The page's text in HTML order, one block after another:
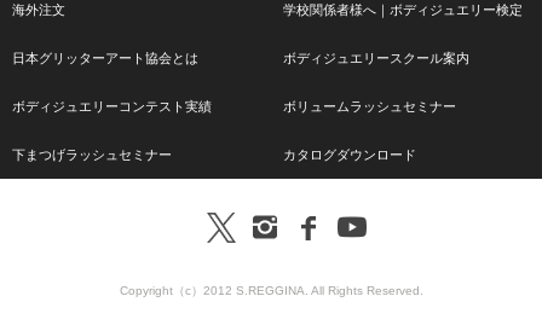
海外注文 学校関係者様へ｜ボディジュエリー検定
日本グリッターアート協会とは ボディジュエリースクール案内
ボディジュエリーコンテスト実績 ボリュームラッシュセミナー
下まつげラッシュセミナー カタログダウンロード
Copyright（c）2012 S.REGGINA. All Rights Reserved.